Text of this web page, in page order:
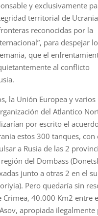
y exclusivamente
territorial de
reconocidas por la
para despejar
que el
al conflicto
la Unión Europea y varios
del Atlantico
por escrito el
estos 300 tanques, con
a Rusia de las 2
del Dombass
junto a otras 2 en el
Pero quedaría sin
Crimea, 40.000 Km2 entre
apropiada ilegalmente